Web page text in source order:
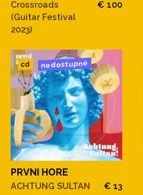
Crossroads
(Guitar Festival
2023)
€ 100
cd nedostupné
PRVNI HORE
ACHTUNG SULTAN € 13